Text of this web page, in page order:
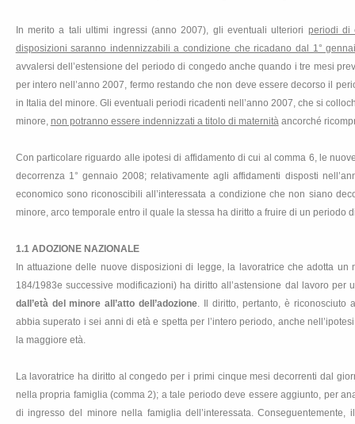
In merito a tali ultimi ingressi (anno 2007), gli eventuali ulteriori periodi di
disposizioni saranno indennizzabili a condizione che ricadano dal 1°
avvalersi dell’estensione del periodo di congedo anche quando i tre mesi
per intero nell’anno 2007, fermo restando che non deve essere decorso il
in Italia del minore. Gli eventuali periodi ricadenti nell’anno 2007, che si
minore, non potranno essere indennizzati a titolo di maternitàancorché
Con particolare riguardo alle ipotesi di affidamento di cui al comma 6, le
decorrenza 1° gennaio 2008; relativamente agli affidamenti disposti
economico sono riconoscibili all’interessata a condizione che non siano
minore, arco temporale entro il quale la stessa ha diritto a fruire di un periodo
1.1 ADOZIONE NAZIONALE
In attuazione delle nuove disposizioni di legge, la lavoratrice che adotta
184/1983e successive modificazioni) ha diritto all’astensione dal lavoro per
dall’età del minore all’atto dell’adozione. Il diritto, pertanto, è riconosciuto
abbia superato i sei anni di età e spetta per l’intero periodo, anche
la maggiore età.
La lavoratrice ha diritto al congedo per i primi cinque mesi decorrenti dal
nella propria famiglia (comma 2); a tale periodo deve essere aggiunto, per
di ingresso del minore nella famiglia dell’interessata. Conseguentemente,